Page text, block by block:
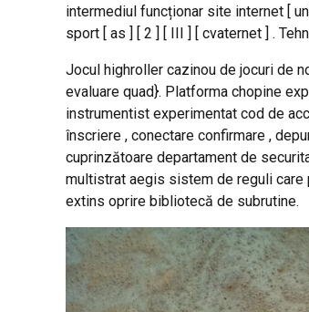
intermediul funcționar site internet [
sport [ as ] [ 2 ] [ III ] [ cvaternet ] .
Jocul highroller cazinou de jocuri de
evaluare quad}. Platforma chopine
instrumentist experimentat cod de
înscriere , conectare confirmare ,
cuprinzătoare departament de
multistrat aegis sistem de reguli
extins oprire bibliotecă de subrutine.